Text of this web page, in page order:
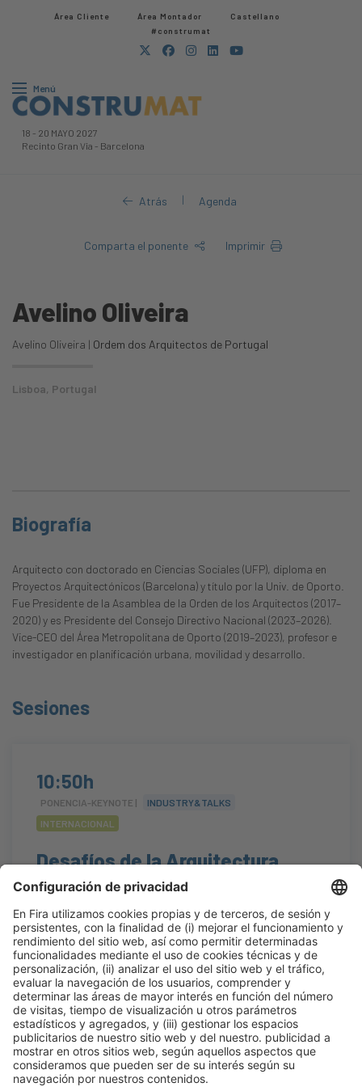
Área Cliente Área Montador
Castellano
#construmat
Menú
18 - 20 MAYO 2027
Recinto Gran Via - Barcelona
Atrás | Agenda
Comparta el ponente Imprimir
Avelino Oliveira
Avelino Oliveira | Ordem dos Arquitectos de Portugal
Lisboa, Portugal
Biografía
Arquitecto con doctorado en Ciencias Sociales (UFP), diploma en
Proyectos Arquitectónicos (Barcelona) y título por la Univ. de Oporto.
Fue Presidente de la Asamblea de la Orden de los Arquitectos (2017–
2020) y es Presidente del Consejo Directivo Nacional (2023–2026).
Vice-CEO del Área Metropolitana de Oporto (2019–2023), profesor e
investigador en planificación urbana, movilidad y desarrollo.
Sesiones
10:50h
PONENCIA-KEYNOTE |
INDUSTRY&TALKS
INTERNACIONAL
Desafíos de la Arquitectura
portuguesa
#internacional
Mar 20 10:50h - 11:10h
Construmat Experience
Abierto
Leer más